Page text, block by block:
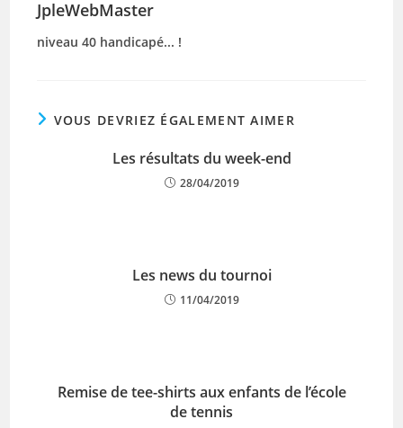
JpleWebMaster
niveau 40 handicapé... !
VOUS DEVRIEZ ÉGALEMENT AIMER
Les résultats du week-end
28/04/2019
Les news du tournoi
11/04/2019
Remise de tee-shirts aux enfants de l’école
de tennis